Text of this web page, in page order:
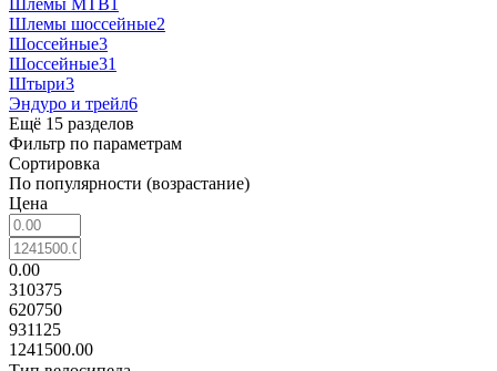
Шлемы шоссейные2
Шоссейные3
Шоссейные31
Штыри3
Эндуро и трейл6
Ещё 15 разделов
Фильтр по параметрам
Сортировка
По популярности (возрастание)
Цена
0.00
310375
620750
931125
1241500.00